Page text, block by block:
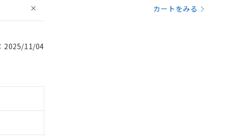
2025/11/04
カートをみる